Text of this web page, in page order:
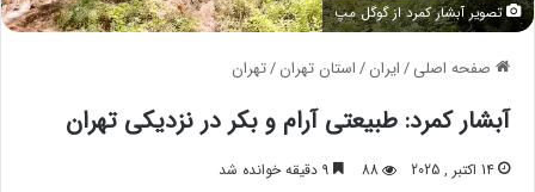
تصویر آبشار کمرد از گوگل مپ
صفحه اصلی/ایران/استان تهران/تهران
آبشار کمرد: طبیعتی آرام و بکر در نزدیکی تهران
14 اکتبر , 2025 88